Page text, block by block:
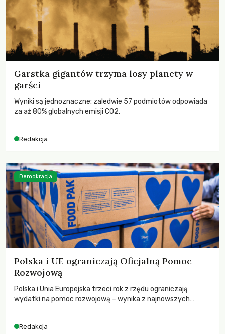
Garstka gigantów trzyma losy planety w
garści
Wyniki są jednoznaczne: zaledwie 57 podmiotów odpowiada
za aż 80% globalnych emisji CO2.
Redakcja
Polska i UE ograniczają Oficjalną Pomoc
Rozwojową
Polska i Unia Europejska trzeci rok z rzędu ograniczają
wydatki na pomoc rozwojową – wynika z najnowszych
odnotowano największe tąpnięcie ODA w historii. Jakie będą
Redakcja
Demokracja